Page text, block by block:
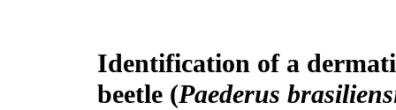
Identification of a
beetle (Paederus